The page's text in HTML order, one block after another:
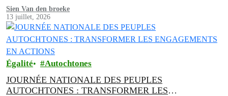
Sien Van den broeke
13 juillet, 2026
Égalité Autochtones
JOURNÉE NATIONALE DES PEUPLES
AUTOCHTONES : TRANSFORMER LES